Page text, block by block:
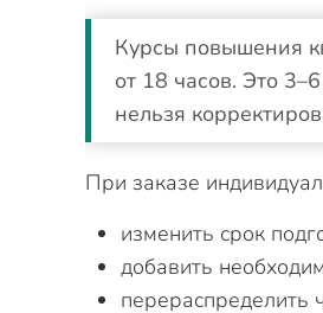
Курсы повышения
от 18 часов. Это
нельзя
При заказе
изменить срок
добавить
перераспределить